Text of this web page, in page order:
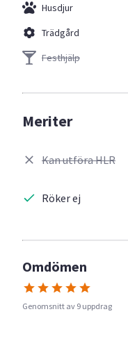
Husdjur
Trädgård
Festhjälp
Meriter
Kan utföra HLR
Röker ej
Omdömen
Genomsnitt av 9 uppdrag